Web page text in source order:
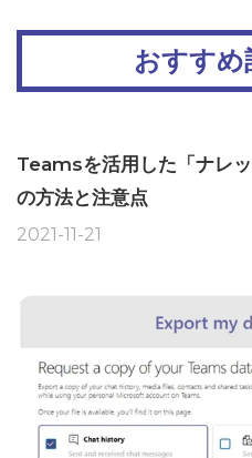
おすすめ
Teamsを活用した「ナレッ
の方法と注意点
2021-11-21